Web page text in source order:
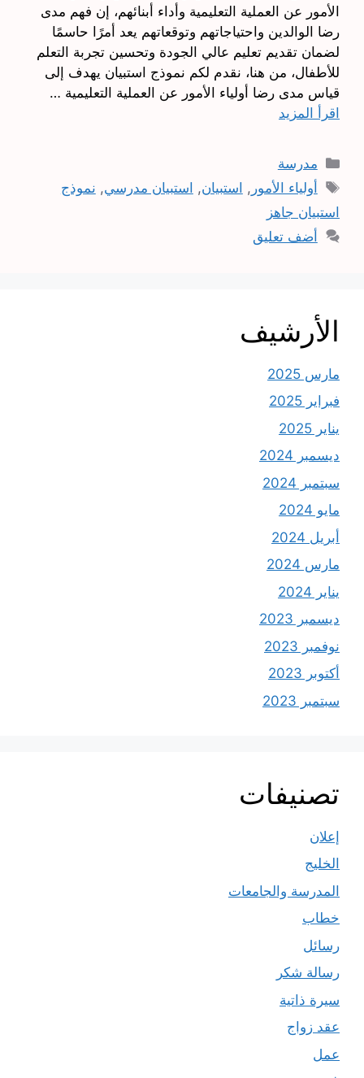
الأمور عن العملية التعليمية وأداء أبنائهم، إن فهم مدى
رضا الوالدين واحتياجاتهم وتوقعاتهم يعد أمرًا حاسمًا
لضمان تقديم تعليم عالي الجودة وتحسين تجربة التعلم
للأطفال، من هنا، نقدم لكم نموذج استبيان يهدف إلى
قياس مدى رضا أولياء الأمور عن العملية التعليمية …
اقرأ المزيد
التصنيفات
مدرسة
الوسوم
أولياء الأمور , استبيان, استبيان مدرسي, نموذج
استبيان جاهز
أضف تعليق
الأرشيف
مارس 2025
فبراير 2025
يناير 2025
ديسمبر 2024
سبتمبر 2024
مايو 2024
أبريل 2024
مارس 2024
يناير 2024
ديسمبر 2023
نوفمبر 2023
أكتوبر 2023
سبتمبر 2023
تصنيفات
إعلان
الخليج
المدرسة والجامعات
خطاب
رسائل
رسالة شكر
سيرة ذاتية
عقد زواج
عمل